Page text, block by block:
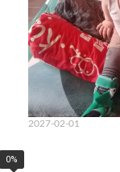
2027-02-01
0%